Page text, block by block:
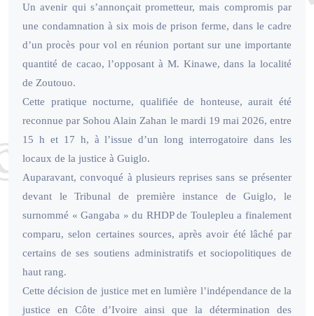
Un avenir qui s’annonçait prometteur, mais compromis par
une condamnation à six mois de prison ferme, dans le cadre
d’un procès pour vol en réunion portant sur une importante
quantité de cacao, l’opposant à M. Kinawe, dans la localité
de Zoutouo.
Cette pratique nocturne, qualifiée de honteuse, aurait été
reconnue par Sohou Alain Zahan le mardi 19 mai 2026, entre
15 h et 17 h, à l’issue d’un long interrogatoire dans les
locaux de la justice à Guiglo.
Auparavant, convoqué à plusieurs reprises sans se présenter
devant le Tribunal de première instance de Guiglo, le
surnommé « Gangaba » du RHDP de Toulepleu a finalement
comparu, selon certaines sources, après avoir été lâché par
certains de ses soutiens administratifs et sociopolitiques de
haut rang.
Cette décision de justice met en lumière l’indépendance de la
justice en Côte d’Ivoire ainsi que la détermination des